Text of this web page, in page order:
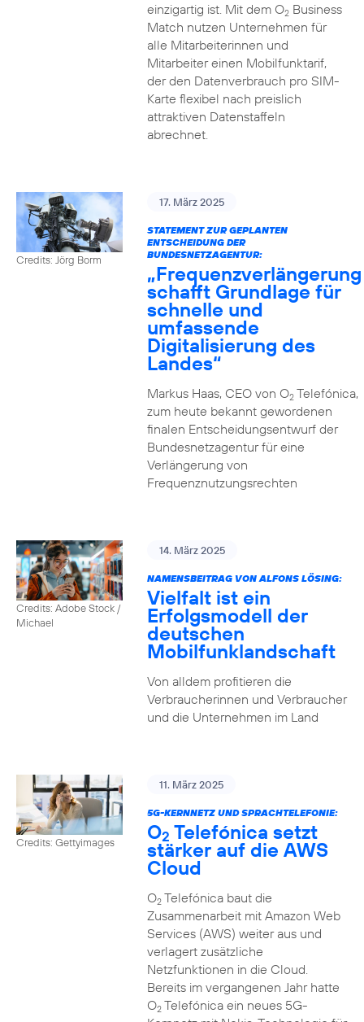
einzigartig ist. Mit dem O2Business
Match nutzen Unternehmen für
alle Mitarbeiterinnen und
Mitarbeiter einen Mobilfunktarif,
der den Datenverbrauch pro SIM-
Karte flexibel nach preislich
attraktiven Datenstaffeln
abrechnet.
Credits: Jörg Borm
17. März 2025
STATEMENT ZUR GEPLANTEN
ENTSCHEIDUNG DER
BUNDESNETZAGENTUR:
„Frequenzverlängerung
schafft Grundlage für
schnelle und
umfassende
Digitalisierung des
Landes“
Markus Haas, CEO von O2Telefónica,
zum heute bekannt gewordenen
finalen Entscheidungsentwurf der
Bundesnetzagentur für eine
Verlängerung von
Frequenznutzungsrechten
Credits: Adobe Stock /
Michael
14. März 2025
NAMENSBEITRAG VON ALFONS LÖSING:
Vielfalt ist ein
Erfolgsmodell der
deutschen
Mobilfunklandschaft
Von alldem profitieren die
Verbraucherinnen und Verbraucher
und die Unternehmen im Land
Credits: Gettyimages
11. März 2025
5G-KERNNETZ UND SPRACHTELEFONIE:
O2 Telefónica setzt
stärker auf die AWS
Cloud
O2Telefónica baut die
Zusammenarbeit mit Amazon Web
Services (AWS) weiter aus und
verlagert zusätzliche
Netzfunktionen in die Cloud.
Bereits im vergangenen Jahr hatte
O2Telefónica ein neues 5G-